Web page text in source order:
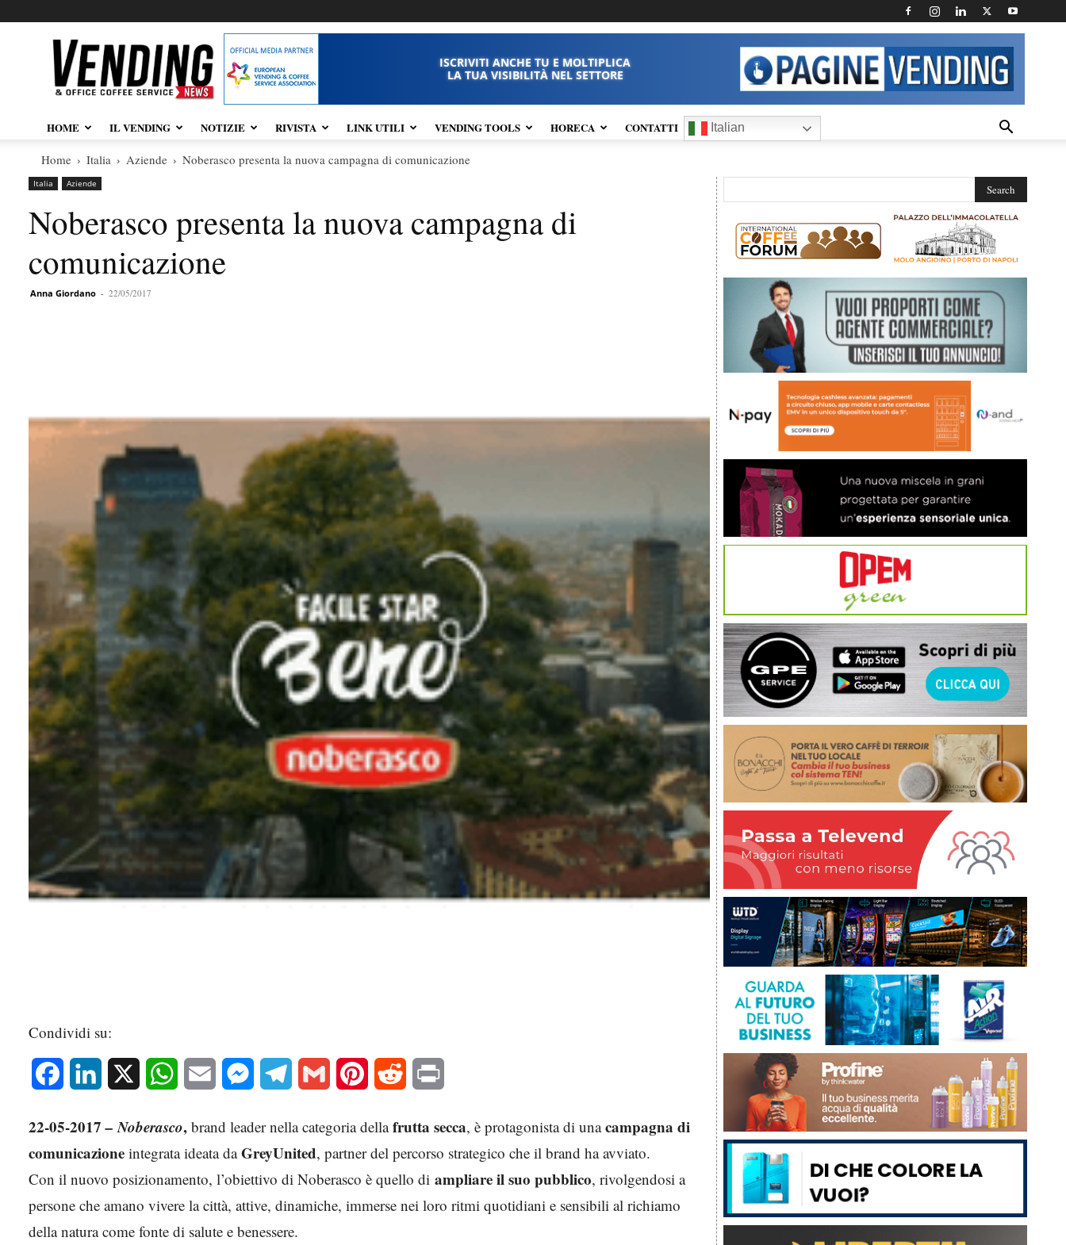
Vendingnews.it
ISCRIVITI ANCHE TU E MOLTIPLICA
LA TUA VISIBILITÀ NEL SETTORE
HOME IL VENDING NOTIZIE RIVISTA LINK UTILI VENDING TOOLS HORECA CONTATTI Italian
Home Italia Aziende Noberasco presenta la nuova campagna di comunicazione
Italia Aziende
Noberasco presenta la nuova campagna di
comunicazione
Anna Giordano - 22/05/2017
Condividi su:
Facebook LinkedIn WhatsAppEmail MessengerTelegram Gmail Pinterest Reddit
22-05-2017– Noberasco, brand leader nella categoria dellafrutta secca, è protagonista di unacampagna di
comunicazione integrata ideata daGreyUnited, partner del percorso strategico che il brand ha avviato.
Con il nuovo posizionamento, l’obiettivo di Noberasco è quello di ampliare il suo pubblico, rivolgendosi a
persone che amano vivere la città, attive, dinamiche, immerse nei loro ritmi quotidiani e sensibili al richiamo
della natura come fonte di salute e benessere.